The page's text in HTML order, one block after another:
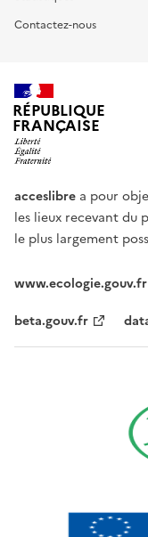
Contactez-nous
RÉPUBLIQUE
FRANÇAISE
acceslibre a pour
les lieux recevant du
le plus largement
www.ecologie.gouv.fr
beta.gouv.fr